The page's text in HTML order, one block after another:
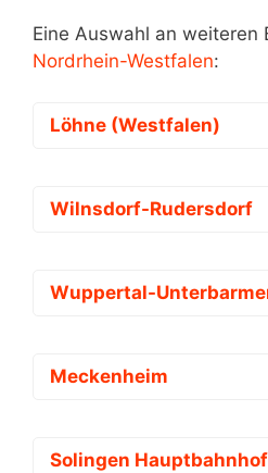
Eine Auswahl an weiteren
Nordrhein-Westfalen:
Löhne (Westfalen)
Wilnsdorf-Rudersdorf
Wuppertal-
Meckenheim
Solingen Hauptbahnhof